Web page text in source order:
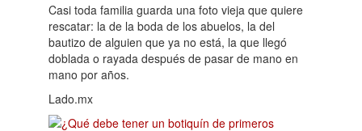
Casi toda familia guarda una foto vieja que quiere
rescatar: la de la boda de los abuelos, la del
bautizo de alguien que ya no está, la que llegó
doblada o rayada después de pasar de mano en
mano por años.
Lado.mx